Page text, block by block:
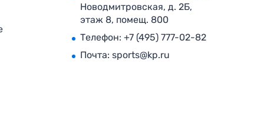
Новодмитровская, д. 2Б,
этаж 8, помещ. 800
Телефон: +7 (495) 777-02-82
Почта: sports@kp.ru